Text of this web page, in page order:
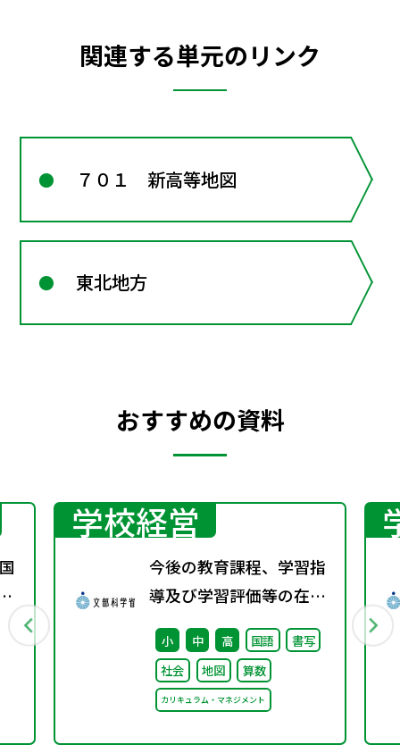
関連する単元のリンク
７０１ 新高等地図
東北地方
おすすめの資料
学校経営
今後の教育課程、学習指
導及び学習評価等の在り
方に関する有識者検討会
の論点整理を掲載しまし
た
小 中 高 国語
書写
社会
地図 算数
カリキュラム・マネジメント